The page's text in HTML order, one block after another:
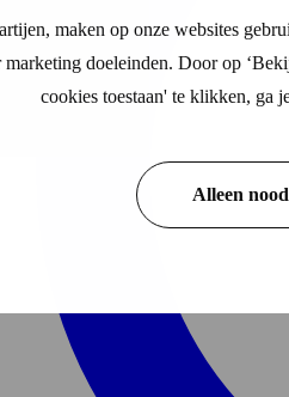
maken op onze websites
doeleinden. Door op
cookies toestaan' te klikken, ga
Alleen